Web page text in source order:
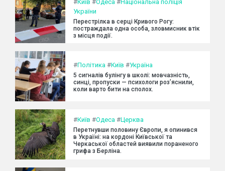
#Київ #Одеса #Національна поліція
України
Перестрілка в серці Кривого Рогу:
постраждала одна особа, зловмисник втік
з місця події.
#Політика #Київ #Україна
5 сигналів булінгу в школі: мовчазність,
синці, пропуски — психологи роз’яснили,
коли варто бити на сполох.
#Київ #Одеса #Церква
Перетнувши половину Європи, я опинився
в Україні: на кордоні Київської та
Черкаської областей виявили пораненого
грифа з Берліна.